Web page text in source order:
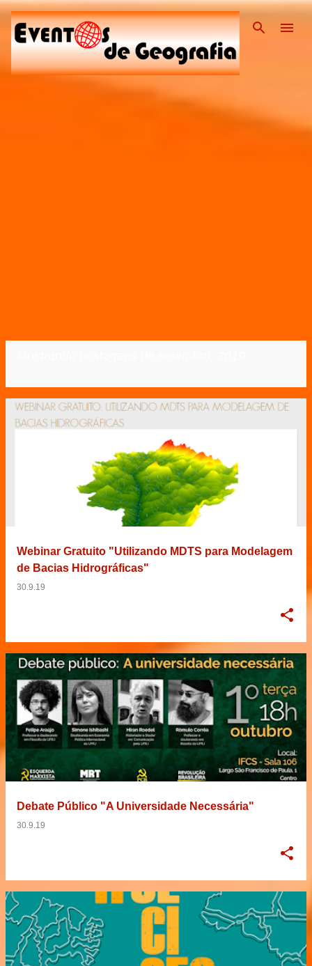
Pular para o conteúdo
Webinar Gratuito "Utilizando MDTS para Modelagem
de Bacias Hidrográficas"
30.9.19
Debate Público "A Universidade Necessária"
30.9.19